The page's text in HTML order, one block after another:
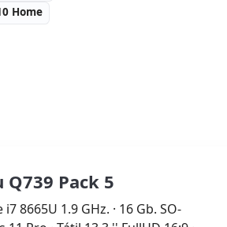
Home
Dimensões:
30x20x3 cm.
Pack 5
8665U 1.9 GHz. · 16 Gb. SO-